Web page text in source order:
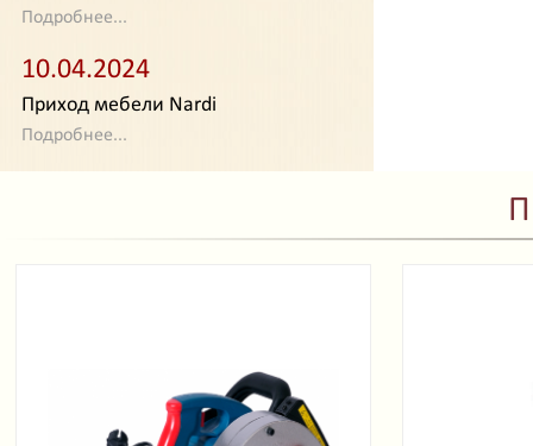
Подробнее...
10.04.2024
Приход мебели Nardi
Подробнее...